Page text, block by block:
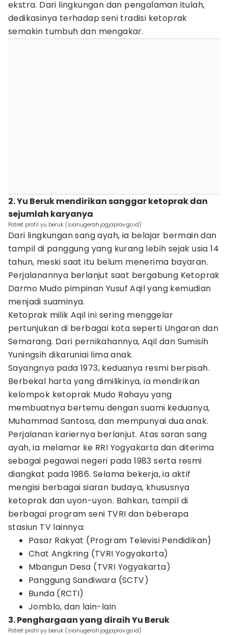
ekstra. Dari lingkungan dan pengalaman itulah,
dedikasinya terhadap seni tradisi ketoprak
semakin tumbuh dan mengakar.
2. Yu Beruk mendirikan sanggar ketoprak dan
sejumlah karyanya
Potret profil yu beruk (sianugerah.jogjaprov.go.id)
Dari lingkungan sang ayah, ia belajar bermain dan
tampil di panggung yang kurang lebih sejak usia 14
tahun, meski saat itu belum menerima bayaran.
Perjalanannya berlanjut saat bergabung Ketoprak
Darmo Mudo pimpinan Yusuf Aqil yang kemudian
menjadi suaminya.
Ketoprak milik Aqil ini sering menggelar
pertunjukan di berbagai kota seperti Ungaran dan
Semarang. Dari pernikahannya, Aqil dan Sumisih
Yuningsih dikaruniai lima anak.
Sayangnya pada 1973, keduanya resmi berpisah.
Berbekal harta yang dimilikinya, ia mendirikan
kelompok ketoprak Mudo Rahayu yang
membuatnya bertemu dengan suami keduanya,
Muhammad Santosa, dan mempunyai dua anak.
Perjalanan kariernya berlanjut. Atas saran sang
ayah, ia melamar ke RRI Yogyakarta dan diterima
sebagai pegawai negeri pada 1983 serta resmi
diangkat pada 1986. Selama bekerja, ia aktif
mengisi berbagai siaran budaya, khususnya
ketoprak dan uyon-uyon. Bahkan, tampil di
berbagai program seni TVRI dan beberapa
stasiun TV lainnya:
Pasar Rakyat (Program Televisi Pendidikan)
Chat Angkring (TVRI Yogyakarta)
Mbangun Desa (TVRI Yogyakarta)
Panggung Sandiwara (SCTV)
Bunda (RCTI)
Jomblo, dan lain-lain
3. Penghargaan yang diraih Yu Beruk
Potret profil yu beruk (sianugerah.jogjaprov.go.id)